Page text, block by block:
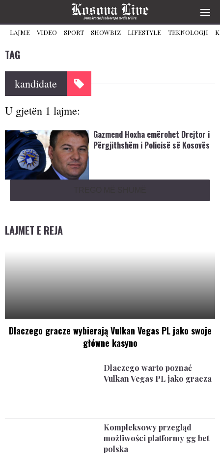
LAJME VIDEO SPORT SHOWBIZ LIFESTYLE TEKNOLOGJI
TAG
kandidate
U gjetën 1 lajme:
Gazmend Hoxha emërohet Drejtor i
Përgjithshëm i Policisë së Kosovës
LAJMET E REJA
Dlaczego gracze wybierają Vulkan Vegas PL jako swoje
główne kasyno
Dlaczego warto poznać
Vulkan Vegas PL jako gracza
Kompleksowy przegląd
możliwości platformy gg bet
polska